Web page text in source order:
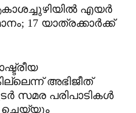
എയർ
17 യാത്രക്കാർക്ക്
അഭിജീത്
സമര പരിപാടികൾ
ചെയ്യും